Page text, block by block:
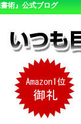
術』公式ブログ